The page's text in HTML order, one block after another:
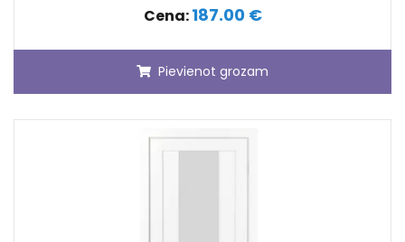
Cena:187.00 €
Pievienot grozam